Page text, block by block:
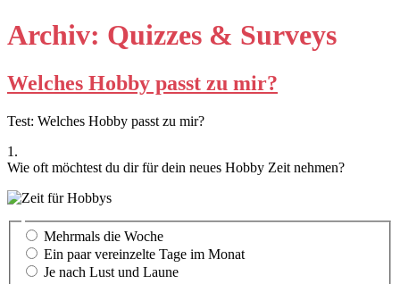
Archiv: Quizzes & Surveys
Welches Hobby passt zu mir?
Test: Welches Hobby passt zu mir?
1.
Wie oft möchtest du dir für dein neues Hobby Zeit nehmen?
Mehrmals die Woche
Ein paar vereinzelte Tage im Monat
Je nach Lust und Laune